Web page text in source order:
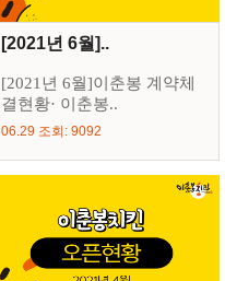
[2021년 6월]..
[2021년 6월]이춘봉 계약체
결현황· 이춘봉..
06.29 조회: 9092